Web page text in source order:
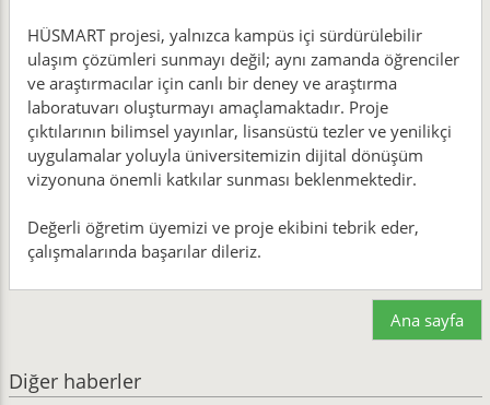
HÜSMART projesi, yalnızca kampüs içi sürdürülebilir
ulaşım çözümleri sunmayı değil; aynı zamanda öğrenciler
ve araştırmacılar için canlı bir deney ve araştırma
laboratuvarı oluşturmayı amaçlamaktadır. Proje
çıktılarının bilimsel yayınlar, lisansüstü tezler ve yenilikçi
uygulamalar yoluyla üniversitemizin dijital dönüşüm
vizyonuna önemli katkılar sunması beklenmektedir.
Değerli öğretim üyemizi ve proje ekibini tebrik eder,
çalışmalarında başarılar dileriz.
Ana sayfa
Diğer haberler